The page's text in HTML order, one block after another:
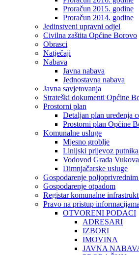
Proračun 2015. godine
Proračun 2014. godine
Jedinstveni upravni odjel
Civilna zaštita Općine Borovo
Obrasci
Natječaji
Nabava
Javna nabava
Jednostavna nabava
Javna savjetovanja
Strateški dokumenti Općine
Prostorni plan
Detaljan plan uređenja
Prostorni plan Općine
Komunalne usluge
Mjesno groblje
Linijski prijevoz putnika
Vodovod Grada
Dimnjačarske usluge
Gospodarenje
Gospodarenje otpadom
Registar komunalne
Pravo na pristup informacijama
OTVORENI PODACI
ADRESARI
IZBORI
IMOVINA
JAVNA